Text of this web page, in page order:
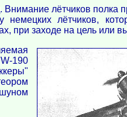
лётчиков полка
лётчиков,
при заходе на цель или
190